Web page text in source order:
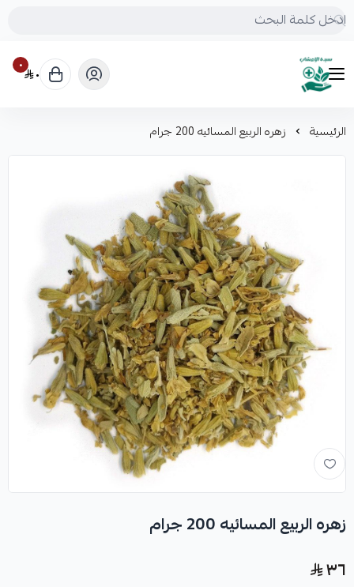
mrs.grasses
٠ ٠
الرئيسية زهره الربيع المسائيه 200 جرام
زهره الربيع المسائيه 200 جرام
٣٦